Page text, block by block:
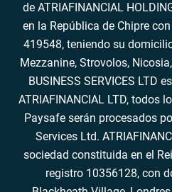
de ATRIAFINANCIAL
en la República de Chipre
419548, teniendo su
Mezzanine, Strovolos,
BUSINESS SERVICES LTD
ATRIAFINANCIAL LTD, todos
Paysafe serán procesados
Services Ltd.
sociedad constituida en el
registro 10356128, con